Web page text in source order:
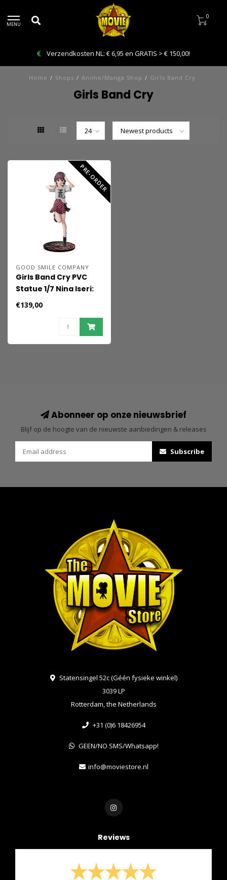
MENU
0
Verzendkosten NL: € 6,95 en GRATIS > € 150,00!
Home / Shops / Anime/Manga Shop / Girls Band Cry
Girls Band Cry
PRE-ORDER
GOOD SMILE COMPANY
Girls Band Cry PVC
Statue 1/7 Nina Iseri:
Truancy Ver. 21 cm
€139,00
Abonneer op onze nieuwsbrief
Blijf op de hoogte van de nieuwste aanbiedingen & releases
Subscribe
Statensingel 52c (Géén fysieke winkel)
3039 LP
Rotterdam, the Netherlands
+31 (0)6 18426954
GEEN/NO SMS/Whatsapp!
info@moviestore.nl
Reviews